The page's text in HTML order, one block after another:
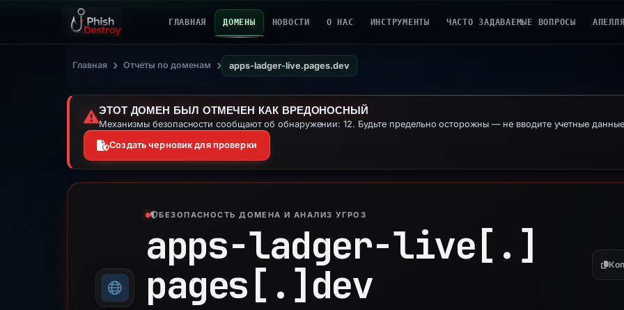
ГЛАВНАЯ ДОМЕНЫ НОВОСТИ О НАС ИНСТРУМЕНТЫ ЧАСТО ЗАДАВАЕМЫЕ ВОПРОСЫ
Главная › Отчеты по доменам › apps-ladger-live.pages.dev
⚠️ЭТОТ ДОМЕН БЫЛ ОТМЕЧЕН КАК ВРЕДОНОСНЫЙ
Механизмы безопасности сообщают об обнаружении: 12. Будьте предельно осторожны — не вводите учетные
Создать черновик для проверки
БЕЗОПАСНОСТЬ ДОМЕНА И АНАЛИЗ УГРОЗ
apps-ladger-live[.]
pages[.]dev